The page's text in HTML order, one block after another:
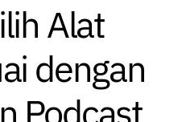
Alat
dengan
Podcast